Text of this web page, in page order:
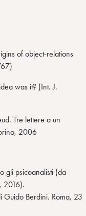
of object-relations
was it? (Int. J.
Tre lettere a un
2006
gli psicoanalisti (da
2016).
Guido Berdini. Roma, 23